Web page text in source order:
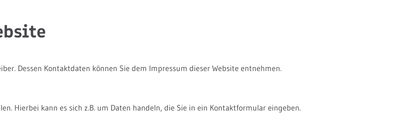
Dessen Kontaktdaten können Sie dem Impressum dieser Website entnehmen.
Hierbei kann es sich z.B. um Daten handeln, die Sie in ein Kontaktformular eingeben.